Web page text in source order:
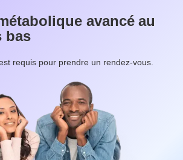
avancé au
bas
requis pour prendre un rendez-vous.